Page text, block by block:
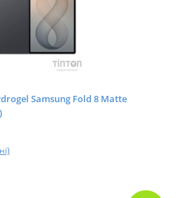
Samsung Fold 8 Matte